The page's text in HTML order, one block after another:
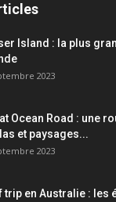
Island : la plus
2023
Ocean Road : une
et paysages...
2023
trip en Australie : les